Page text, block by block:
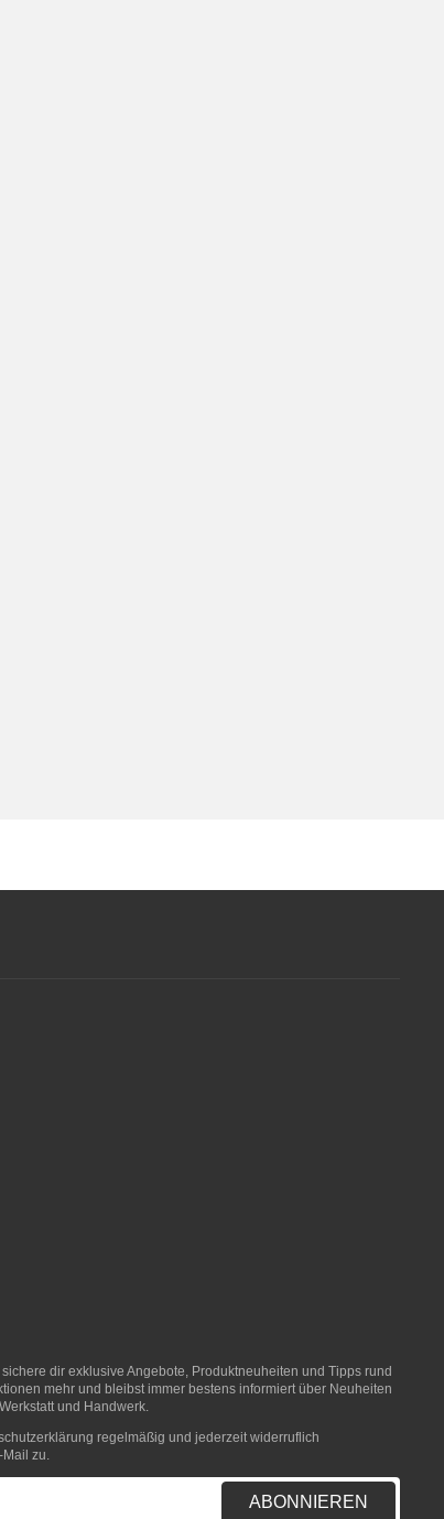
dir exklusive Angebote, Produktneuheiten und Tipps rund
mehr und bleibst immer bestens informiert über Neuheiten
und Handwerk.
regelmäßig und jederzeit widerruflich
zu.
ABONNIEREN